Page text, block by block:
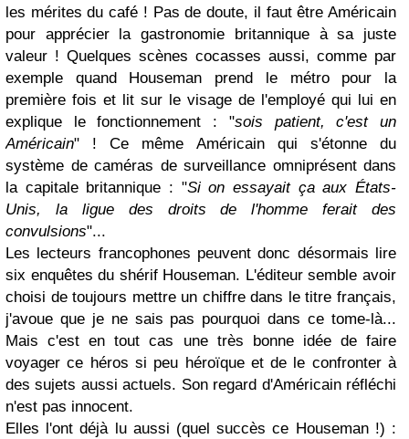
les mérites du café ! Pas de doute, il faut être Américain
pour apprécier la gastronomie britannique à sa juste
valeur ! Quelques scènes cocasses aussi, comme par
exemple quand Houseman prend le métro pour la
première fois et lit sur le visage de l'employé qui lui en
explique le fonctionnement : "sois patient, c'est un
Américain" ! Ce même Américain qui s'étonne du
système de caméras de surveillance omniprésent dans
la capitale britannique : "Si on essayait ça aux États-
Unis, la ligue des droits de l'homme ferait des
convulsions"...
Les lecteurs francophones peuvent donc désormais lire
six enquêtes du shérif Houseman. L'éditeur semble avoir
choisi de toujours mettre un chiffre dans le titre français,
j'avoue que je ne sais pas pourquoi dans ce tome-là...
Mais c'est en tout cas une très bonne idée de faire
voyager ce héros si peu héroïque et de le confronter à
des sujets aussi actuels. Son regard d'Américain réfléchi
n'est pas innocent.
Elles l'ont déjà lu aussi (quel succès ce Houseman !) :